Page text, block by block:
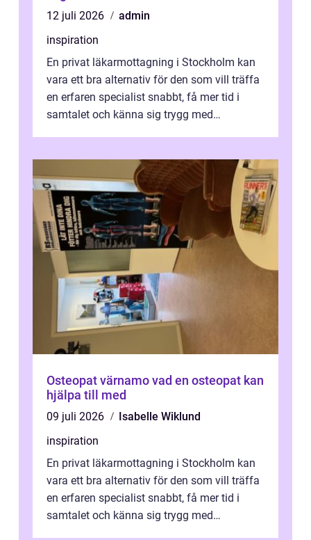
12 juli 2026
admin
inspiration
En privat läkarmottagning i Stockholm kan
vara ett bra alternativ för den som vill träffa
en erfaren specialist snabbt, få mer tid i
samtalet och känna sig trygg med
Osteopat värnamo vad en osteopat kan
hjälpa till med
09 juli 2026
Isabelle Wiklund
inspiration
En privat läkarmottagning i Stockholm kan
vara ett bra alternativ för den som vill träffa
en erfaren specialist snabbt, få mer tid i
samtalet och känna sig trygg med